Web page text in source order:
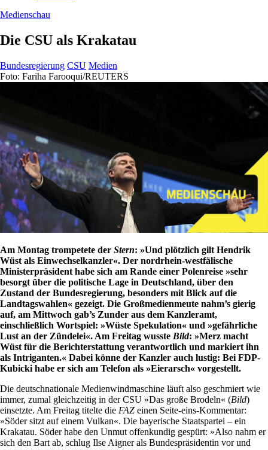
Medienschau
Die CSU als Krakatau
Bundesregierung CSU Medien
Foto: Fariha Farooqui/REUTERS
Am Montag trompetete der Stern: »Und plötzlich gilt Hendrik
Wüst als Einwechselkanzler«. Der nordrhein-westfälische
Ministerpräsident habe sich am Rande einer Polenreise »sehr
besorgt über die politische Lage in Deutschland, über den
Zustand der Bundesregierung, besonders mit Blick auf die
Landtagswahlen« gezeigt. Die Großmedienmeute nahm’s gierig
auf, am Mittwoch gab’s Zunder aus dem Kanzleramt,
einschließlich Wortspiel: »Wüste Spekulation« und »gefährliche
Lust an der Zündelei«. Am Freitag wusste Bild: »Merz macht
Wüst für die Berichterstattung verantwortlich und markiert ihn
als Intriganten.« Dabei könne der Kanzler auch lustig: Bei FDP-
Kubicki habe er sich am Telefon als »Eierarsch« vorgestellt.
Die deutschnationale Medienwindmaschine läuft also geschmiert wie
immer, zumal gleichzeitig in der CSU »Das große Brodeln« (Bild)
einsetzte. Am Freitag titelte die FAZ einen Seite-eins-Kommentar:
»Söder sitzt auf einem Vulkan«. Die bayerische Staatspartei – ein
Krakatau. Söder habe den Unmut offenkundig gespürt: »Also nahm er
sich den Bart ab, schlug Ilse Aigner als Bundespräsidentin vor und